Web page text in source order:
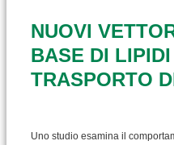
NUOVI
BASE DI
TRASPORTO
Uno studio esamina il